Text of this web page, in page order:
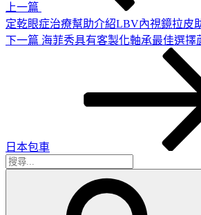
上一篇
定乾眼症治療幫助介紹LBV內視鏡拉皮
下
下一篇 海菲秀具有客製化軸承最佳選擇
日本包車
搜